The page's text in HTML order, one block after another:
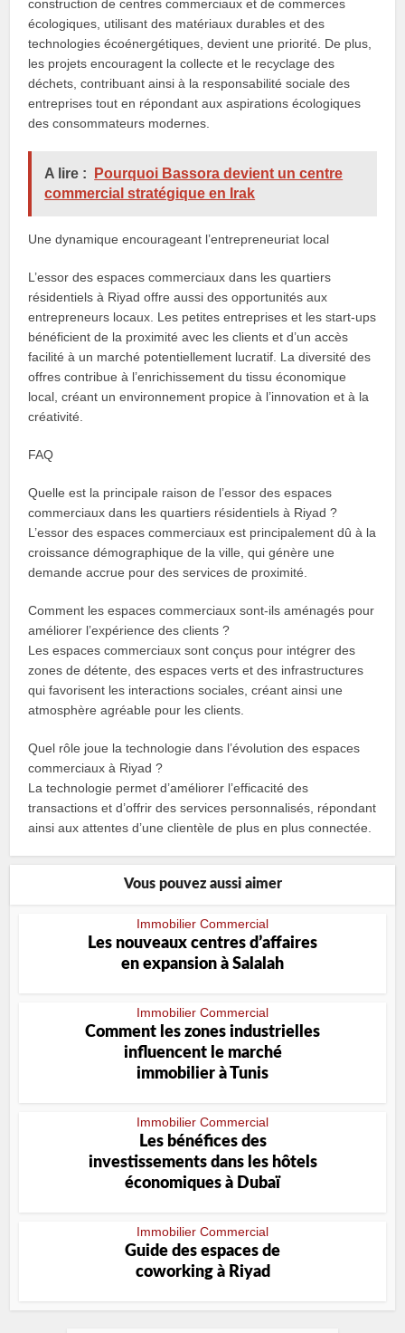
construction de centres commerciaux et de commerces
écologiques, utilisant des matériaux durables et des
technologies écoénergétiques, devient une priorité. De plus,
les projets encouragent la collecte et le recyclage des
déchets, contribuant ainsi à la responsabilité sociale des
entreprises tout en répondant aux aspirations écologiques
des consommateurs modernes.
A lire :
Pourquoi Bassora devient un centre
commercial stratégique en Irak
Une dynamique encourageant l’entrepreneuriat local
L’essor des espaces commerciaux dans les quartiers
résidentiels à Riyad offre aussi des opportunités aux
entrepreneurs locaux. Les petites entreprises et les start-ups
bénéficient de la proximité avec les clients et d’un accès
facilité à un marché potentiellement lucratif. La diversité des
offres contribue à l’enrichissement du tissu économique
local, créant un environnement propice à l’innovation et à la
créativité.
FAQ
Quelle est la principale raison de l’essor des espaces
commerciaux dans les quartiers résidentiels à Riyad ?
L’essor des espaces commerciaux est principalement dû à la
croissance démographique de la ville, qui génère une
demande accrue pour des services de proximité.
Comment les espaces commerciaux sont-ils aménagés pour
améliorer l’expérience des clients ?
Les espaces commerciaux sont conçus pour intégrer des
zones de détente, des espaces verts et des infrastructures
qui favorisent les interactions sociales, créant ainsi une
atmosphère agréable pour les clients.
Quel rôle joue la technologie dans l’évolution des espaces
commerciaux à Riyad ?
La technologie permet d’améliorer l’efficacité des
transactions et d’offrir des services personnalisés, répondant
ainsi aux attentes d’une clientèle de plus en plus connectée.
Vous pouvez aussi aimer
Immobilier Commercial
Les nouveaux centres dʼaffaires
en expansion à Salalah
Immobilier Commercial
Comment les zones industrielles
influencent le marché
immobilier à Tunis
Immobilier Commercial
Les bénéfices des
investissements dans les hôtels
économiques à Dubaï
Immobilier Commercial
Guide des espaces de
coworking à Riyad